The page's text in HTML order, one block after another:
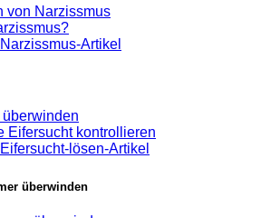
von Narzissmus
Artikel
überwinden
Eifersucht kontrollieren
lösen-Artikel
überwinden